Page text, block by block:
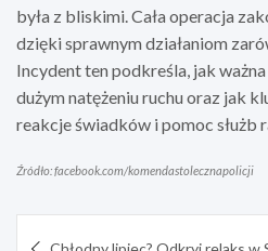
była z bliskimi. Cała operacja
dzięki sprawnym działaniom
Incydent ten podkreśla, jak
dużym natężeniu ruchu oraz jak
reakcje świadków i pomoc służb
Źródło: facebook.com/komendastolecznapolicji